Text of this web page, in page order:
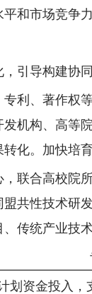
和市场竞争
引导构建协
利、著作权
机构、高等
化。加快培
联合高校院
共性技术研
传统产业技术
划资金投入，